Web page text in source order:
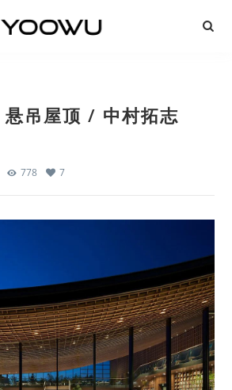
悬吊屋顶 / 中村拓志
778 7